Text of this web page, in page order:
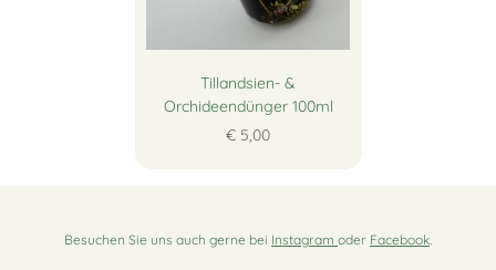
Tillandsien- &
Orchideendünger 100ml
€ 5,00
Besuchen Sie uns auch gerne bei Instagram oder Facebook